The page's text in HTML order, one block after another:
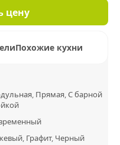
цену
Похожие кухни
, Прямая,С барной
, Графит, Черный